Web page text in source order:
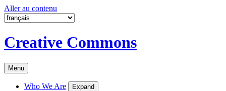
Aller au contenu
Creative Commons
Menu
Who We Are Expand